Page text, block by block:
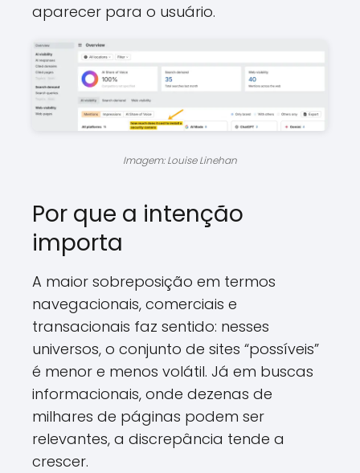
aparecer para o usuário.
Imagem: Louise Linehan
Por que a intenção
importa
A maior sobreposição em termos
navegacionais, comerciais e
transacionais faz sentido: nesses
universos, o conjunto de sites “possíveis”
é menor e menos volátil. Já em buscas
informacionais, onde dezenas de
milhares de páginas podem ser
relevantes, a discrepância tende a
crescer.